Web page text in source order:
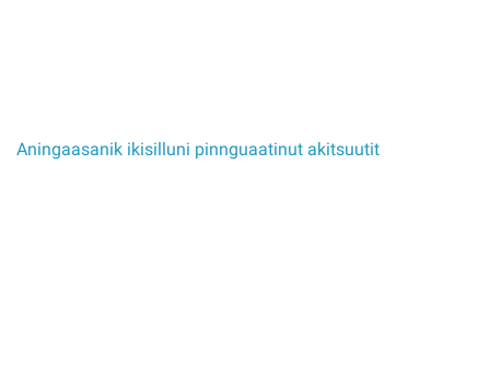
Aningaasanik ikisilluni pinnguaatinut akitsuutit